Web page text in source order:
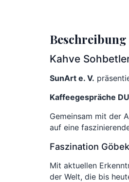
Beschreibung
Kahve
SunArt e. V.
Kaffeegespräche
Gemeinsam mit der
auf eine
Faszination
Mit aktuellen
der Welt, die bis